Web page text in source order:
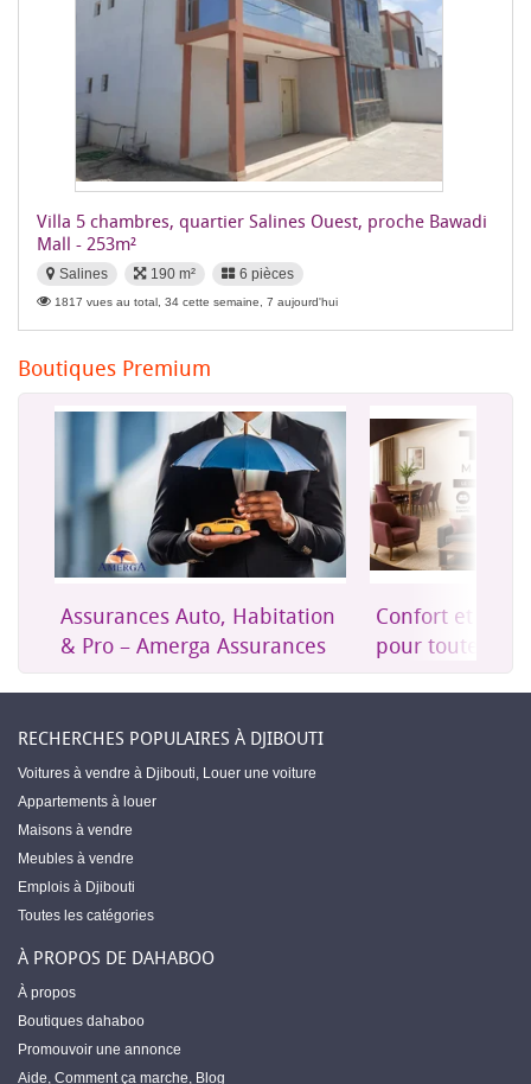
Villa 5 chambres, quartier Salines Ouest, proche Bawadi
Mall - 253m²
Salines 190 m² 6 pièces
1817 vues au total, 34 cette semaine, 7 aujourd'hui
Boutiques Premium
Assurances Auto, Habitation
& Pro – Amerga Assurances
Confort et
pour toute la
RECHERCHES POPULAIRES À DJIBOUTI
Voitures à vendre à Djibouti, Louer une voiture
Appartements à louer
Maisons à vendre
Meubles à vendre
Emplois à Djibouti
Toutes les catégories
À PROPOS DE DAHABOO
À propos
Boutiques dahaboo
Promouvoir une annonce
Aide, Comment ça marche, Blog